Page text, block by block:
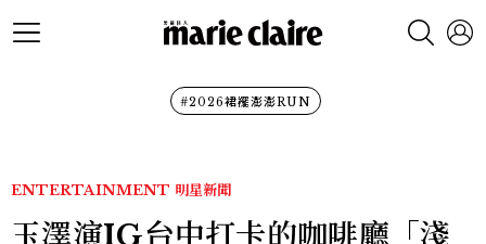
#2026裙襬澎澎RUN
ENTERTAINMENT 明星新聞
玉澤演IG台中打卡的咖啡廳「淺